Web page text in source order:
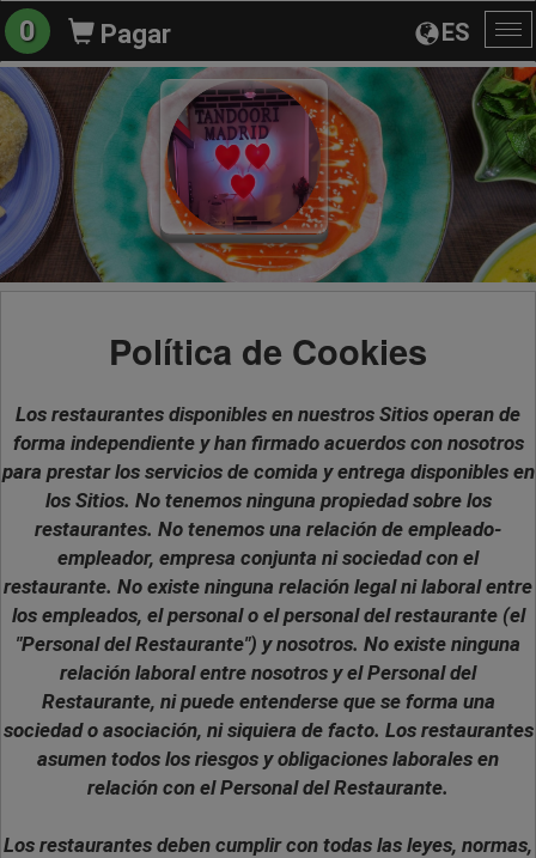
ES
0 Pagar
Política de Cookies
Los restaurantes disponibles en nuestros Sitios operan de
forma independiente y han firmado acuerdos con nosotros
para prestar los servicios de comida y entrega disponibles en
los Sitios. No tenemos ninguna propiedad sobre los
restaurantes. No tenemos una relación de empleado-
empleador, empresa conjunta ni sociedad con el
restaurante. No existe ninguna relación legal ni laboral entre
los empleados, el personal o el personal del restaurante (el
"Personal del Restaurante") y nosotros. No existe ninguna
relación laboral entre nosotros y el Personal del
Restaurante, ni puede entenderse que se forma una
sociedad o asociación, ni siquiera de facto. Los restaurantes
asumen todos los riesgos y obligaciones laborales en
relación con el Personal del Restaurante.
Los restaurantes deben cumplir con todas las leyes, normas,